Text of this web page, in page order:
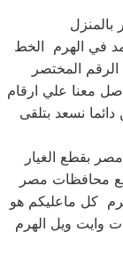
في الهرم الخط
معنا علي ارقام
01096922100 فنحن دائما نسعد بتلقى
بقطع الغيار
محافظات مصر
كل ماعليكم هو
وايت ويل الهرم